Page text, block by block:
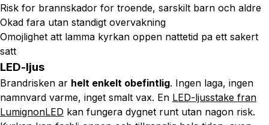
Risk for brannskador for troende, sarskilt barn och aldre
Okad fara utan standigt overvakning
Omojlighet att lamma kyrkan oppen nattetid pa ett sakert
satt
LED-ljus
Brandrisken ar helt enkelt obefintlig. Ingen laga, ingen
namnvard varme, inget smalt vax. En LED-ljusstake fran
LumignonLED kan fungera dygnet runt utan nagon risk.